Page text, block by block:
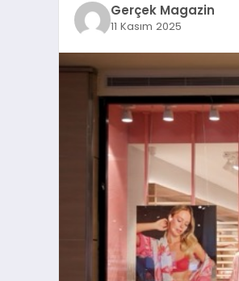
Gerçek Magazin
11 Kasım 2025